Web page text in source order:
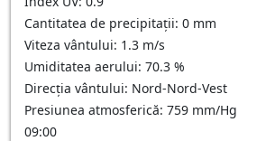
Cantitatea de precipitații: 0 mm
Viteza vântului: 1.3 m/s
Umiditatea aerului: 70.3 %
Direcția vântului: Nord-Nord-Vest
Presiunea atmosferică: 759 mm/Hg
09:00